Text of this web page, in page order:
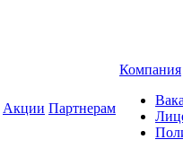
Акции Партнерам
Компания